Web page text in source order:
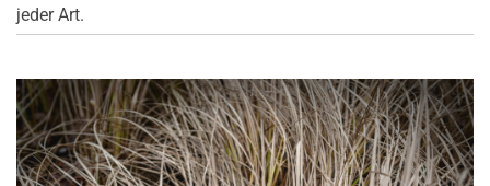
jeder Art.